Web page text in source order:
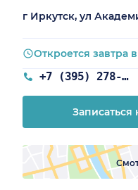
г Иркутск, ул
+7 (395) 278-49-11
Откроется завтра